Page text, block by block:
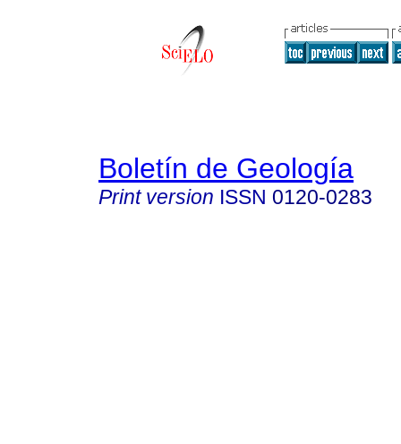
Boletín de Geología
Print version ISSN 0120-0283